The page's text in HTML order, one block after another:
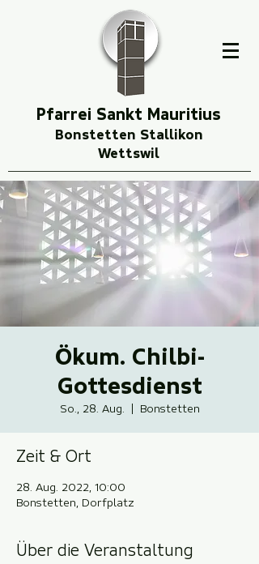
Pfarrei Sankt Mauritius
Bonstetten Stallikon
Wettswil
Ökum. Chilbi-
Gottesdienst
So., 28. Aug. Bonstetten
Zeit & Ort
28. Aug. 2022, 10:00
Bonstetten, Dorfplatz
Über die Veranstaltung